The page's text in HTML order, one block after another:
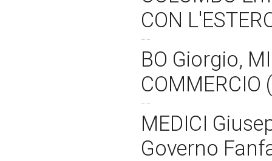
CON
BO Giorgio,
MEDICI
Governo